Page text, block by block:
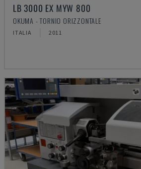
LB 3000 EX MYW 800
OKUMA - TORNIO ORIZZONTALE
ITALIA 2011